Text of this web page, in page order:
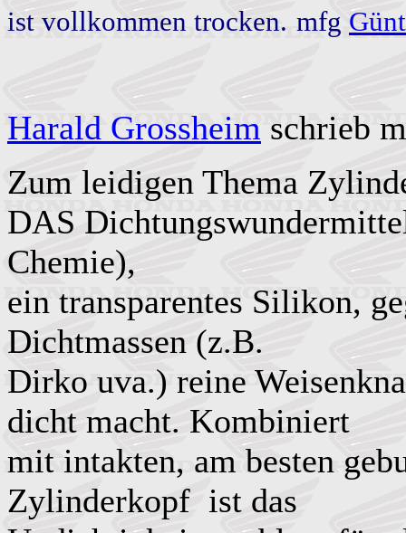
ist vollkommen trocken. mfg
Harald Grossheim schrieb
Zum leidigen Thema
DAS
Chemie),
ein transparentes Silikon,
Dichtmassen (z.B.
Dirko uva.) reine
dicht macht. Kombiniert
mit intakten, am besten
Zylinderkopf ist das